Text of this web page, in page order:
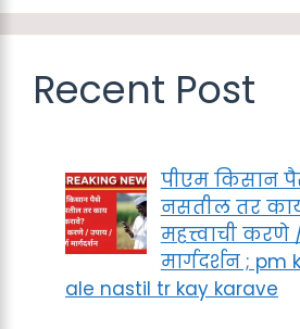
Recent Post
पीएम किसान
नसतील तर
महत्त्वाची
मार्गदर्शन ; pm
ale nastil tr kay karave